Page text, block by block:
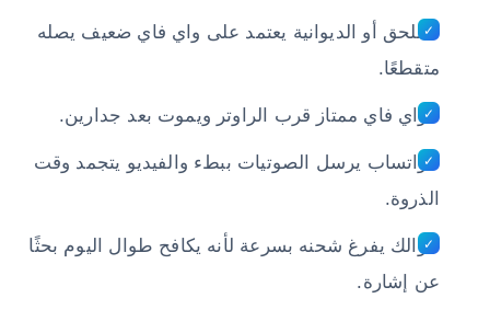
الملحق أو الديوانية يعتمد على واي فاي ضعيف يصله
متقطعًا.
الواي فاي ممتاز قرب الراوتر ويموت بعد جدارين.
الواتساب يرسل الصوتيات ببطء والفيديو يتجمد وقت
الذروة.
جوالك يفرغ شحنه بسرعة لأنه يكافح طوال اليوم بحثًا
عن إشارة.